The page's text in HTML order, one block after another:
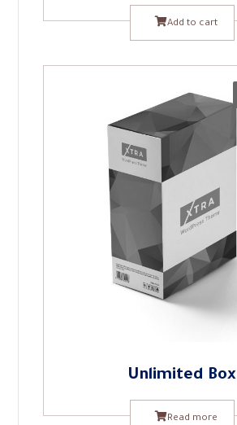
Add to cart
Unlimited Box
Read more